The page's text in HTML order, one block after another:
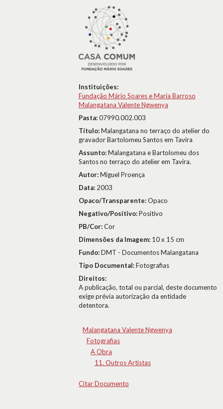
Instituições:
Fundação Mário Soares e Maria Barroso
Malangatana Valente Ngwenya
Pasta:07990.002.003
Título:Malangatana no terraço do atelier do
gravador Bartolomeu Santos em Tavira
Assunto:Malangatana e Bartolomeu dos
Santos no terraço do atelier em Tavira.
Autor:Miguel Proença
Data: 2003
Opaco/Transparente:Opaco
Negativo/Positivo:Positivo
PB/Cor:Cor
Dimensões da Imagem: 10 x 15 cm
Fundo:DMT - Documentos Malangatana
Tipo Documental:Fotografias
Direitos:
A publicação, total ou parcial, deste documento
exige prévia autorização da entidade
detentora.
Malangatana Valente Ngwenya
Fotografias
A Obra
11. Outros Artistas
Citar Documento